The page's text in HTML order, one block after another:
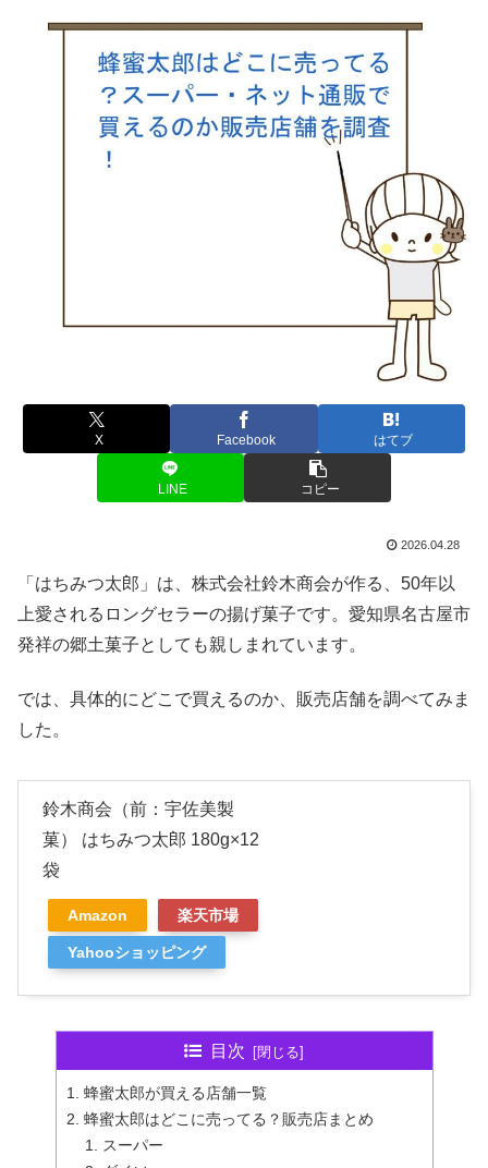
X Facebook はてブ
LINE コピー
2026.04.28
「はちみつ太郎」は、株式会社鈴木商会が作る、50年以
上愛されるロングセラーの揚げ菓子です。愛知県名古屋市
発祥の郷土菓子としても親しまれています。
では、具体的にどこで買えるのか、販売店舗を調べてみま
した。
鈴木商会（前：宇佐美製
菓） はちみつ太郎 180g×12
袋
Amazon 楽天市場
Yahooショッピング
目次
蜂蜜太郎が買える店舗一覧
蜂蜜太郎はどこに売ってる？販売店まとめ
スーパー